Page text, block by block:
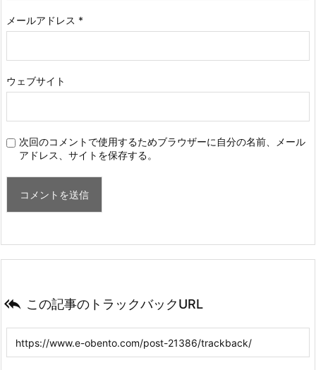
メールアドレス *
ウェブサイト
次回のコメントで使用するためブラウザーに自分の名前、メール
アドレス、サイトを保存する。
 この記事のトラックバックURL